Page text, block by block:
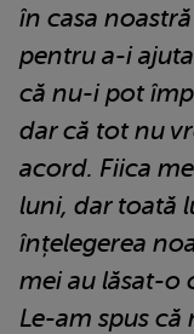
în casa
pentru a-i
că nu-i pot
dar că tot nu
acord. Fiica
luni, dar toată
înțelegerea
mei au lăsat-o
Le-am spus că